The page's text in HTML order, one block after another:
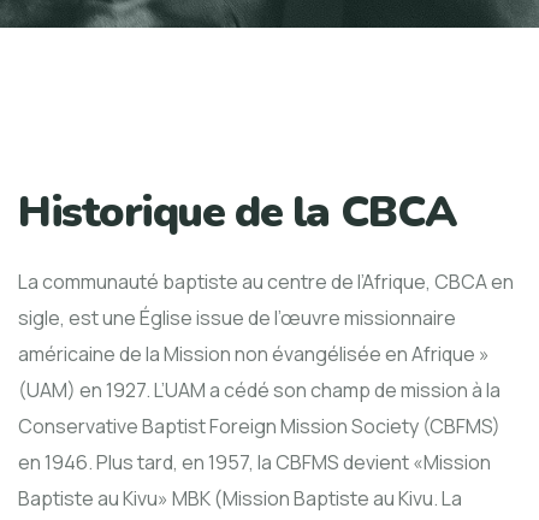
Historique de la CBCA
La communauté baptiste au centre de l’Afrique, CBCA en
sigle, est une Église issue de l’œuvre missionnaire
américaine de la Mission non évangélisée en Afrique »
(UAM) en 1927. L’UAM a cédé son champ de mission à la
Conservative Baptist Foreign Mission Society (CBFMS)
en 1946. Plus tard, en 1957, la CBFMS devient «Mission
Baptiste au Kivu» MBK (Mission Baptiste au Kivu. La